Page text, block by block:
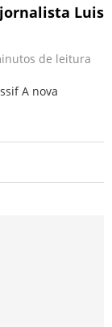
jornalista Luis
de leitura
A nova